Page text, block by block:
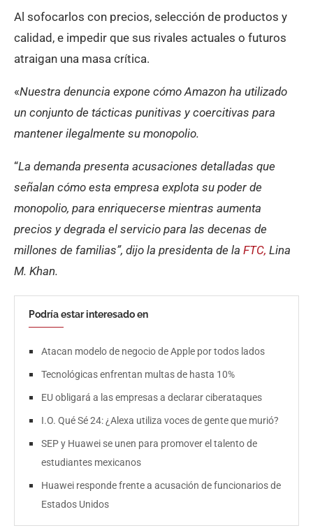
Al sofocarlos con precios, selección de productos y
calidad, e impedir que sus rivales actuales o futuros
atraigan una masa crítica.
«Nuestra denuncia expone cómo Amazon ha utilizado
un conjunto de tácticas punitivas y coercitivas para
mantener ilegalmente su monopolio.
“La demanda presenta acusaciones detalladas que
señalan cómo esta empresa explota su poder de
monopolio, para enriquecerse mientras aumenta
precios y degrada el servicio para las decenas de
millones de familias”, dijo la presidenta de la FTC, Lina
M. Khan.
Podría estar interesado en
Atacan modelo de negocio de Apple por todos lados
Tecnológicas enfrentan multas de hasta 10%
EU obligará a las empresas a declarar ciberataques
I.O. Qué Sé 24: ¿Alexa utiliza voces de gente que murió?
SEP y Huawei se unen para promover el talento de
estudiantes mexicanos
Huawei responde frente a acusación de funcionarios de
Estados Unidos